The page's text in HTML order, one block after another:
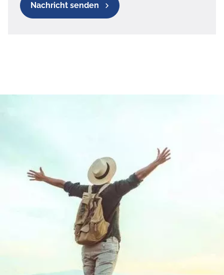
Nachricht senden